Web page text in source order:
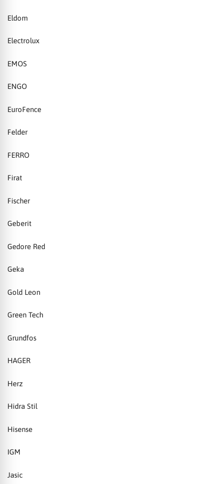
Eldom
Electrolux
EMOS
ENGO
EuroFence
Felder
FERRO
Firat
Fischer
Geberit
Gedore Red
Geka
Gold Leon
Green Tech
Grundfos
HAGER
Herz
Hidra Stil
Hisense
IGM
Jasic